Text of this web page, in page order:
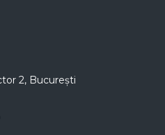
2, București